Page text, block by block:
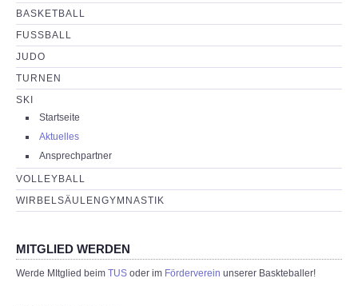
SPORTARTEN
KONTAKT
BASKETBALL
FUSSBALL
JUDO
TURNEN
SKI
Startseite
Aktuelles
Ansprechpartner
VOLLEYBALL
WIRBELSÄULENGYMNASTIK
MITGLIED WERDEN
Werde MItglied beim TUS oder im Förderverein unserer Baskteballer!